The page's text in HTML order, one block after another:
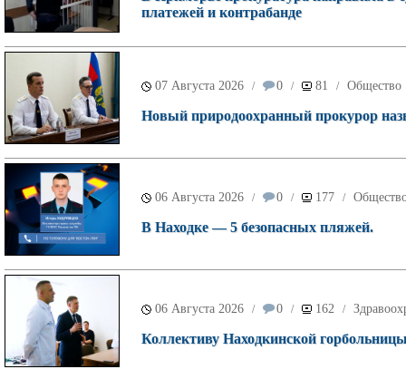
платежей и контрабанде
07 Августа 2026 / 0 / 81 / Общество
Новый природоохранный прокурор
06 Августа 2026 / 0 / 177 /
В Находке — 5 безопасных пляжей.
06 Августа 2026 / 0 / 162 /
Коллективу Находкинской